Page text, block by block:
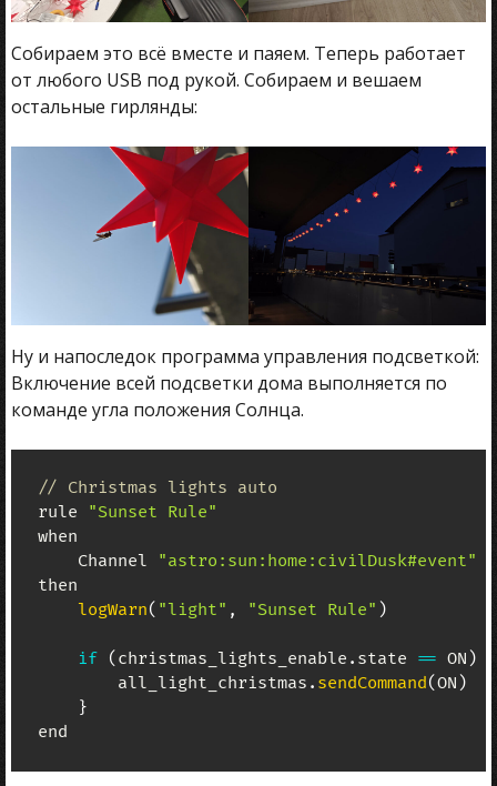
Собираем это всё вместе и паяем. Теперь работает
от любого USB под рукой. Собираем и вешаем
остальные гирлянды:
Ну и напоследок программа управления подсветкой:
Включение всей подсветки дома выполняется по
команде угла положения Солнца.
// Christmas lights auto
rule
"Sunset Rule"
when
Channel
"astro:sun:home:civilDusk#event"
then
logWarn( "light" , "Sunset Rule" )
if ( christmas_lights_enable . state == ON )
        all_light_christmas
. sendCommand(ON )
}
end